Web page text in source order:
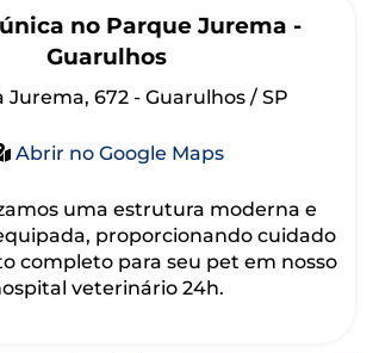
única no Parque Jurema -
Guarulhos
Jurema, 672 - Guarulhos / SP
Abrir no Google Maps
uma estrutura moderna e
proporcionando cuidado
completo para seu pet em nosso
veterinário 24h.